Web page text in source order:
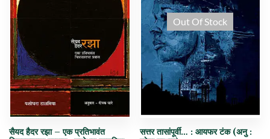
सैयद हैदर रझा – एक प्रतिभावंत
Out Of Stock
सत्तर तासांपूर्वी… : आयफर टंक (अनु :